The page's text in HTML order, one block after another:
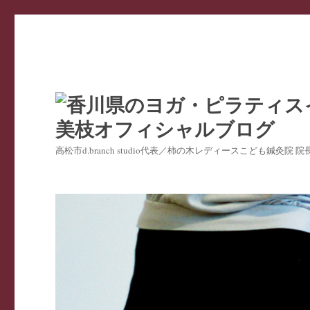
高松市d.branch studio代表／柿の木レディースこども鍼灸院